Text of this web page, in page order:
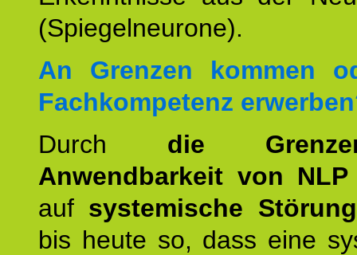
(Spiegelneurone).
An Grenzen kommen
Fachkompetenz
Durch die
Anwendbarkeit von NLP
auf systemische
bis heute so, dass eine